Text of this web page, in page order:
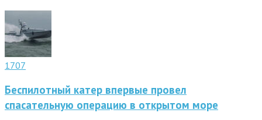
1707
Беспилотный катер впервые провел
спасательную операцию в открытом море